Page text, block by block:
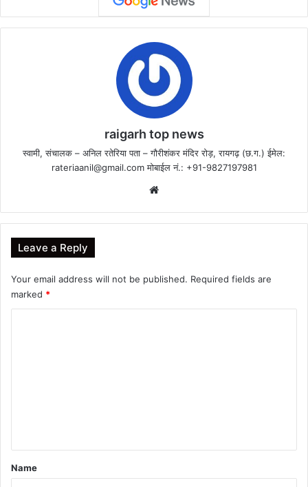
raigarh top news
स्वामी, संचालक – अनिल रतेरिया पता – गौरीशंकर मंदिर रोड़, रायगढ़ (छ.ग.) ईमेल:
rateriaanil@gmail.comमोबाईल नं.: +91-9827197981
Leave a Reply
Your email address will not be published. Required fields are
marked *
*
Name